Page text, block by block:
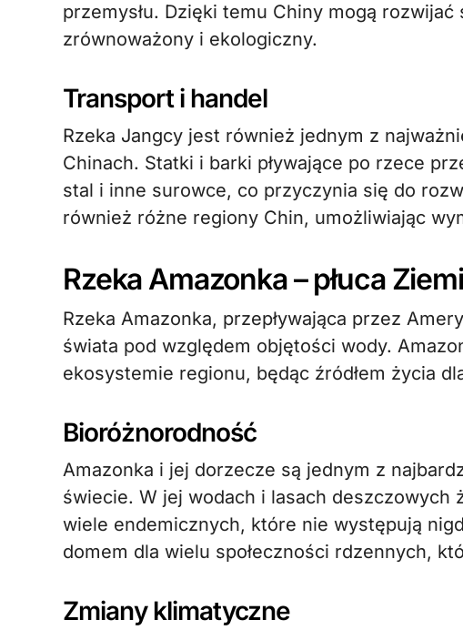
przemysłu. Dzięki temu Chiny mogą
zrównoważony i ekologiczny.
Transport i handel
Rzeka Jangcy jest również jednym z
Chinach. Statki i barki pływające po rzece
stal i inne surowce, co przyczynia się do
również różne regiony Chin, umożliwiając
Rzeka Amazonka – płuca Ziemi
Rzeka Amazonka, przepływająca przez
świata pod względem objętości wody.
ekosystemie regionu, będąc źródłem życia
Bioróżnorodność
Amazonka i jej dorzecze są jednym z
świecie. W jej wodach i lasach deszczowych
wiele endemicznych, które nie występują
domem dla wielu społeczności rdzennych,
Zmiany klimatyczne